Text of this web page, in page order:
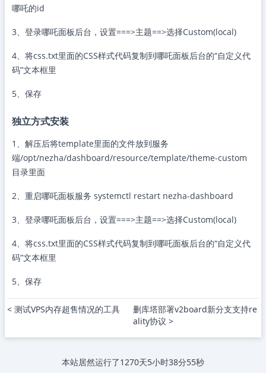
哪吒的id
3、登录哪吒面板后台，设置===>主题==>选择Custom(local)
4、将css.txt里面的CSS样式代码复制到哪吒面板后台的“自定义代
码”文本框里
5、保存
独立方式安装
1、解压后将template里面的文件放到服务
端/opt/nezha/dashboard/resource/template/theme-custom
目录里面
2、重启哪吒面板服务 systemctl restart nezha-dashboard
3、登录哪吒面板后台，设置===>主题==>选择Custom(local)
4、将css.txt里面的CSS样式代码复制到哪吒面板后台的“自定义代
码”文本框里
5、保存
< 测试VPS内存超售情况的工具
删库塔部署v2board新分支支持re
ality协议 >
本站居然运行了1270天5小时38分56秒